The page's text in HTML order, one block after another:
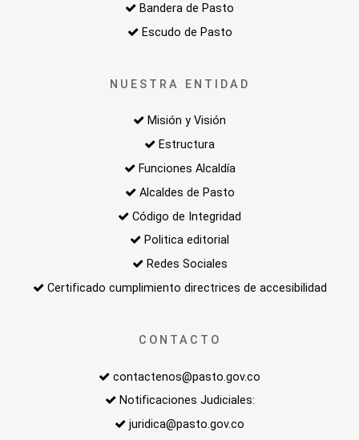
Bandera de Pasto
Escudo de Pasto
NUESTRA ENTIDAD
Misión y Visión
Estructura
Funciones Alcaldía
Alcaldes de Pasto
Código de Integridad
Politica editorial
Redes Sociales
Certificado cumplimiento directrices de accesibilidad
CONTACTO
contactenos@pasto.gov.co
Notificaciones Judiciales:
juridica@pasto.gov.co